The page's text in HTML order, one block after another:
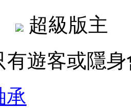
超級版
有遊客或隱
承